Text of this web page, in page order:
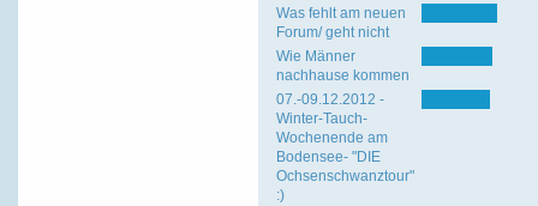
Was fehlt am neuen
Forum/ geht nicht
Wie Männer
nachhause kommen
07.-09.12.2012 -
Winter-Tauch-
Wochenende am
Bodensee- "DIE
Ochsenschwanztour"
:)